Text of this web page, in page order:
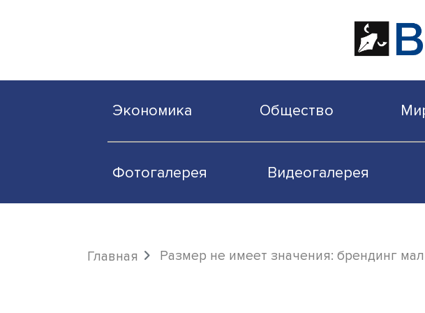
Фотогалерея Видеогалерея